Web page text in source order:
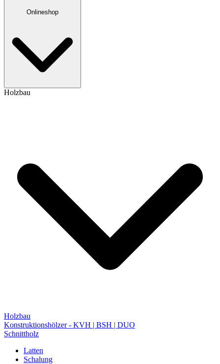
Onlineshop
Holzbau
Holzbau
Konstruktionshölzer - KVH | BSH | DUO
Schnittholz
Latten
Schalung